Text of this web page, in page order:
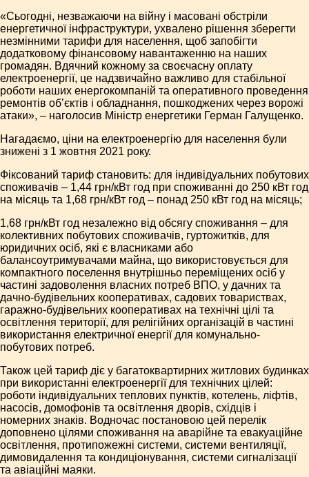
«Сьогодні, незважаючи на війну і масовані обстріли
енергетичної інфраструктури, ухвалено рішення зберегти
незмінними тарифи для населення, щоб запобігти
додатковому фінансовому навантаженню на наших
громадян. Вдячний кожному за своєчасну оплату
електроенергії, це надзвичайно важливо для стабільної
роботи наших енергокомпаній та оперативного проведення
ремонтів об’єктів і обладнання, пошкоджених через ворожі
атаки», – наголосив Міністр енергетики Герман Галущенко.
Нагадаємо, ціни на електроенергію для населення були
знижені з 1 жовтня 2021 року.
Фіксований тариф становить: для індивідуальних побутових
споживачів – 1,44 грн/кВт год при споживанні до 250 кВт год
на місяць та 1,68 грн/кВт год – понад 250 кВт год на місяць;
1,68 грн/кВт год незалежно від обсягу споживання – для
колективних побутових споживачів, гуртожитків, для
юридичних осіб, які є власниками або
балансоутримувачами майна, що використовується для
компактного поселення внутрішньо переміщених осіб у
частині задоволення власних потреб ВПО, у дачних та
дачно-будівельних кооперативах, садових товариствах,
гаражно-будівельних кооперативах на технічні цілі та
освітлення території, для релігійних організацій в частині
використання електричної енергії для комунально-
побутових потреб.
Також цей тариф діє у багатоквартирних житлових будинках
при використанні електроенергії для технічних цілей:
роботи індивідуальних теплових пунктів, котелень, ліфтів,
насосів, домофонів та освітлення дворів, східців і
номерних знаків. Водночас постановою цей перелік
доповнено цілями споживання на аварійне та евакуаційне
освітлення, протипожежні системи, системи вентиляції,
димовидалення та кондиціонування, системи сигналізації
та авіаційні маяки.